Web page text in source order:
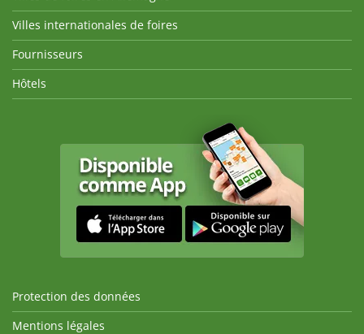
Villes internationales de foires
Fournisseurs
Hôtels
Protection des données
Mentions légales